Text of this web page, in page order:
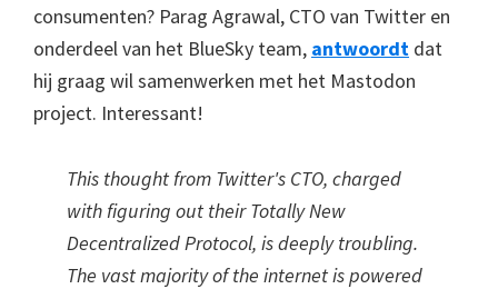
consumenten? Parag Agrawal, CTO van Twitter en
onderdeel van het BlueSky team, antwoordt dat
hij graag wil samenwerken met het Mastodon
project. Interessant!
This thought from Twitter's CTO, charged
with figuring out their Totally New
Decentralized Protocol, is deeply troubling.
The vast majority of the internet is powered